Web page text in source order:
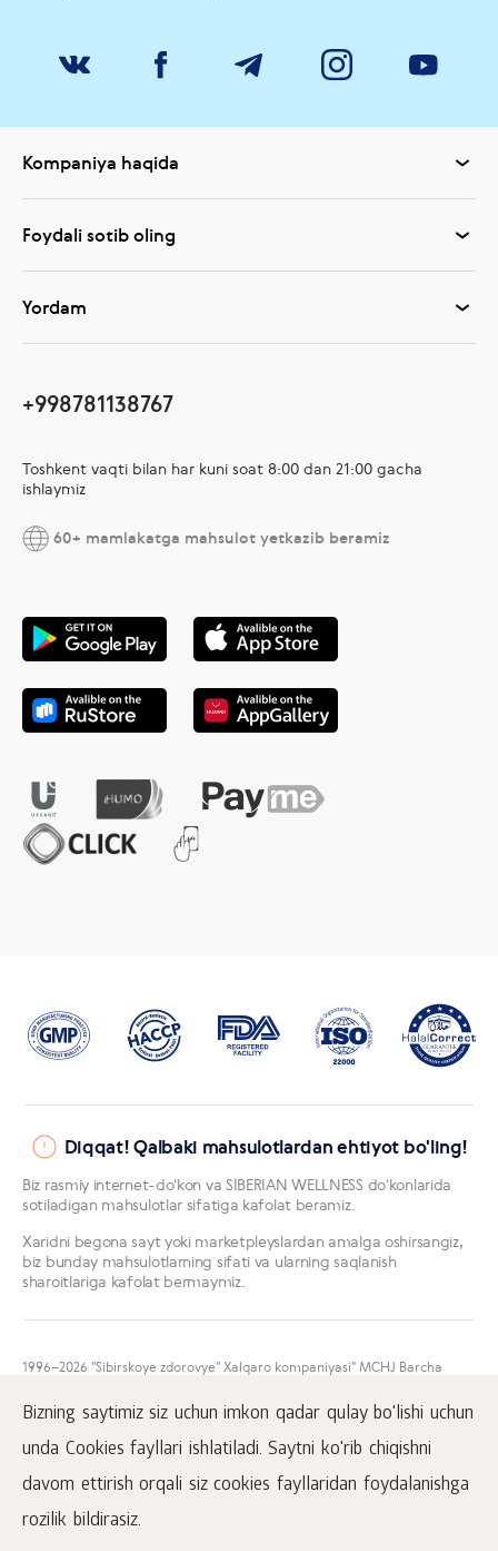
Bizning saytimiz siz uchun imkon qadar qulay bo'lishi uchun
unda Cookies fayllari ishlatiladi. Saytni ko'rib chiqishni
davom ettirish orqali siz cookies fayllaridan foydalanishga
rozilik bildirasiz.
Kompaniya haqida
Foydali sotib oling
Yordam
+998781138767
Toshkent vaqti bilan har kuni soat 8:00 dan 21:00 gacha
ishlaymiz
60+ mamlakatga mahsulot yetkazib beramiz
Diqqat! Qalbaki mahsulotlardan ehtiyot bo'ling!
Biz rasmiy internet-doʻkon va SIBERIAN WELLNESS doʻkonlarida
sotiladigan mahsulotlar sifatiga kafolat beramiz.
Xaridni begona sayt yoki marketpleyslardan amalga oshirsangiz,
biz bunday mahsulotlarning sifati va ularning saqlanish
sharoitlariga kafolat bermaymiz.
1996–2026 "Sibirskoye zdorovye" Xalqaro kompaniyasi" MCHJ Barcha
Mazkur sayt materiallarini namoyish qilish faqatgina faol
www.siberianhealth.com havolasini ham joylashtirgan taqdirda amalga
oshirilishi mumkin.
Ommaviy oferta